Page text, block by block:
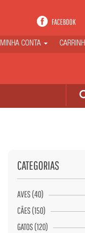
FACEBOOK
MINHA CONTA
CATEGORIAS
AVES (40)
CÃES (150)
GATOS (120)